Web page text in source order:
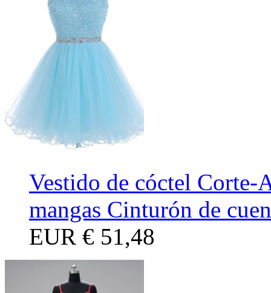
Vestido de cóctel Corte-
mangas Cinturón de
EUR € 51,48